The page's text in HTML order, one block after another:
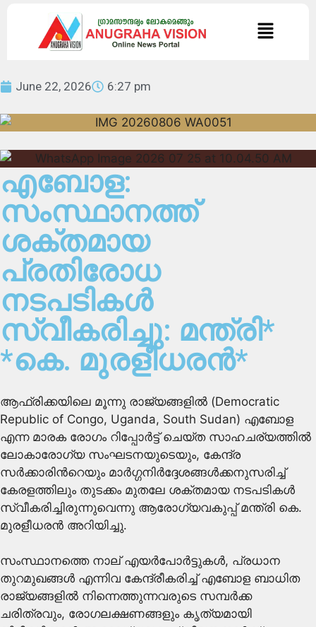
June 22, 2026 6:27 pm
എബോള:
സംസ്ഥാനത്ത്
ശക്തമായ
പ്രതിരോധ
നടപടികൾ
സ്വീകരിച്ചു: മന്ത്രി*
*കെ. മുരളീധരൻ*
ആഫ്രിക്കയിലെ മൂന്നു രാജ്യങ്ങളിൽ (Democratic
Republic of Congo, Uganda, South Sudan) എബോള
എന്ന മാരക രോഗം റിപ്പോർട്ട് ചെയ്ത സാഹചര്യത്തിൽ
ലോകാരോഗ്യ സംഘടനയുടെയും, കേന്ദ്ര
സർക്കാരിൻറെയും മാർഗ്ഗനിർദ്ദേശങ്ങൾക്കനുസരിച്ച്
കേരളത്തിലും തുടക്കം മുതലേ ശക്തമായ നടപടികൾ
സ്വീകരിച്ചിരുന്നുവെന്നു ആരോഗ്യവകുപ്പ് മന്ത്രി കെ.
മുരളീധരൻ അറിയിച്ചു.
സംസ്ഥാനത്തെ നാല് എയർപോർട്ടുകൾ, പ്രധാന
തുറമുഖങ്ങൾ എന്നിവ കേന്ദ്രീകരിച്ച് എബോള ബാധിത
രാജ്യങ്ങളിൽ നിന്നെത്തുന്നവരുടെ സമ്പർക്ക
ചരിത്രവും, രോഗലക്ഷണങ്ങളും കൃത്യമായി